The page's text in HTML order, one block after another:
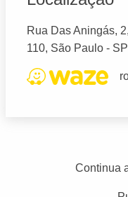
Rua Das Aningás,
110, São Paulo - SP
Continua